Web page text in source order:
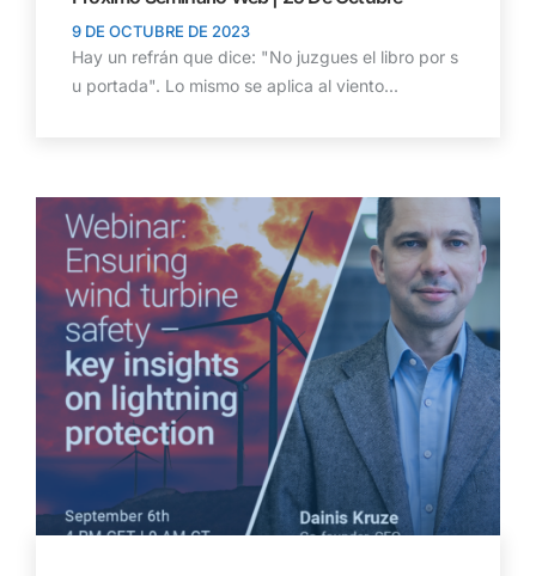
9 DE OCTUBRE DE 2023
Hay un refrán que dice: "No juzgues el libro por s
u portada". Lo mismo se aplica al viento...